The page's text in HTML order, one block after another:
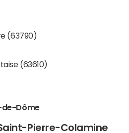
(63790)
(63610)
de-Dôme
Pierre-Colamine